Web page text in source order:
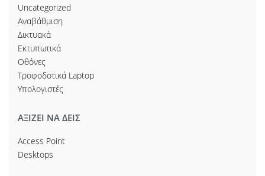
Uncategorized
Αναβάθμιση
Δικτυακά
Εκτυπωτικά
Οθόνες
Τροφοδοτικά Laptop
Υπολογιστές
ΑΞΙΖΕΙ ΝΑ ΔΕΙΣ
Access Point
Desktops